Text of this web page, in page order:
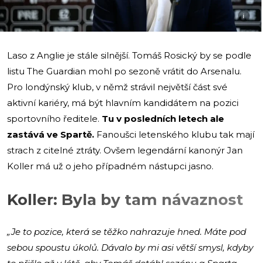
i
Laso z Anglie je stále silnější. Tomáš Rosický by se podle
listu The Guardian mohl po sezoně vrátit do Arsenalu.
Pro londýnský klub, v němž strávil největší část své
aktivní kariéry, má být hlavním kandidátem na pozici
sportovního ředitele. Tu v posledních letech ale
zastává ve Spartě. Fanoušci letenského klubu tak mají
strach z citelné ztráty. Ovšem legendární kanonýr Jan
Koller má už o jeho případném nástupci jasno.
Koller: Byla by tam návaznost
„Je to pozice, která se těžko nahrazuje hned. Máte pod
sebou spoustu úkolů. Dávalo by mi asi větší smysl, kdyby